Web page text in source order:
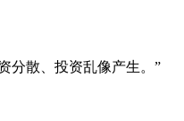
分散、投资乱像产生。”